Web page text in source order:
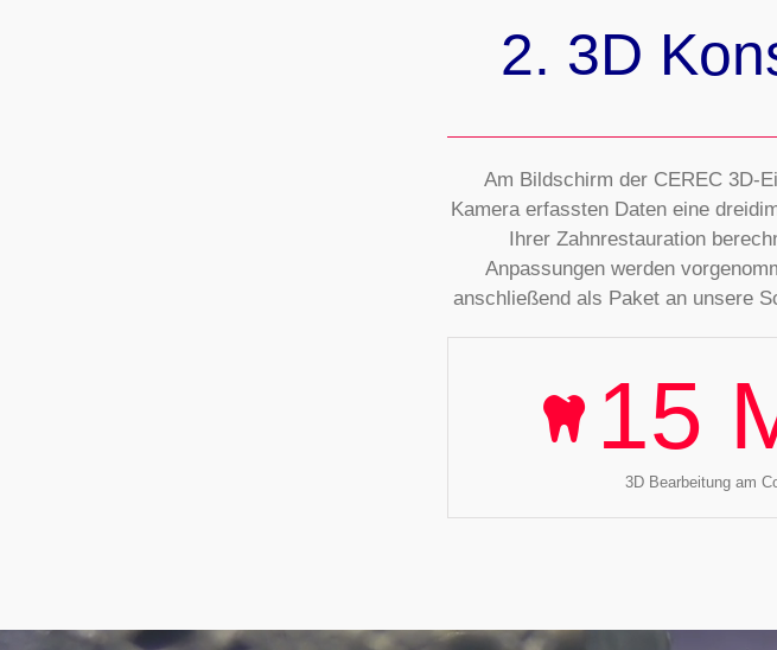
2. 3D
Am Bildschirm der CEREC 3D-
Kamera erfassten Daten eine
Ihrer Zahnrestauration
Anpassungen werden
anschließend als Paket an unsere
15
3D Bearbeitung am